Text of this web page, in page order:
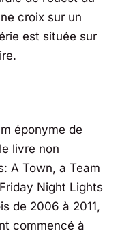
croix sur un
est située sur
éponyme de
livre non
A Town, a Team
Friday Night Lights
de 2006 à 2011,
commencé à